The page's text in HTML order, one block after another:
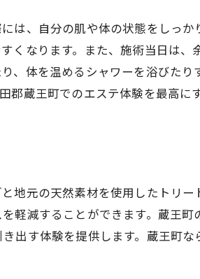
感は、自分の肌や体の状態をしっか
くなります。また、施術当日は、
、体を温めるシャワーを浴びたり
郡蔵王町でのエステ体験を最高に
地元の天然素材を使用したトリー
軽減することができます。蔵王町
出す体験を提供します。蔵王町な